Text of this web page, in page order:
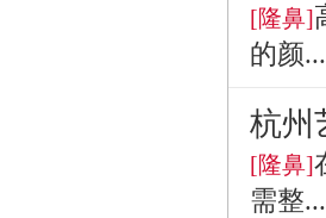
[隆鼻]
的颜...
杭州
[隆鼻]
需整...